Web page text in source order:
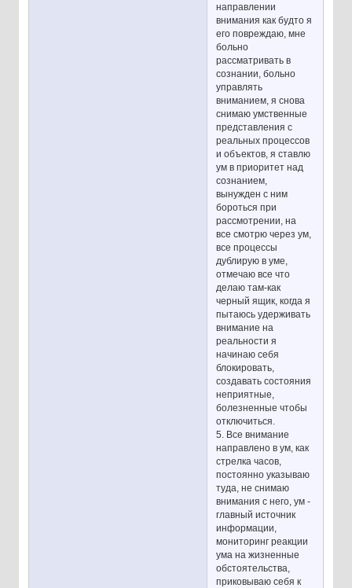
направлении
внимания как будто я
его повреждаю, мне
больно
рассматривать в
сознании, больно
управлять
вниманием, я снова
снимаю умственные
представления с
реальных процессов
и объектов, я ставлю
ум в приоритет над
сознанием,
вынужден с ним
бороться при
рассмотрении, на
все смотрю через ум,
все процессы
дублирую в уме,
отмечаю все что
делаю там-как
черный ящик, когда я
пытаюсь удерживать
внимание на
реальности я
начинаю себя
блокировать,
создавать состояния
неприятные,
болезненные чтобы
отключиться.
5. Все внимание
направлено в ум, как
стрелка часов,
постоянно указываю
туда, не снимаю
внимания с него, ум -
главный источник
информации,
мониторинг реакции
ума на жизненные
обстоятельства,
приковываю себя к